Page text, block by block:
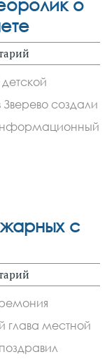
о
создали
с
глава местной